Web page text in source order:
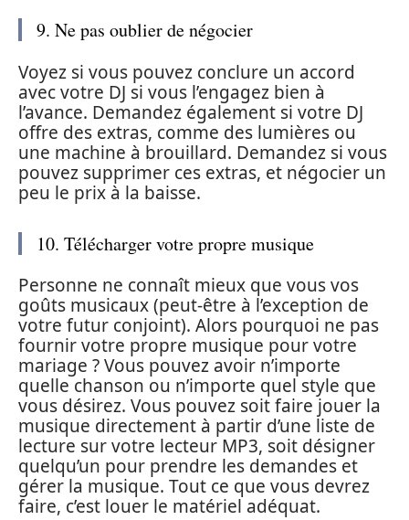
9. Ne pas oublier de négocier
Voyez si vous pouvez conclure un accord
avec votre DJ si vous l’engagez bien à
l’avance. Demandez également si votre DJ
offre des extras, comme des lumières ou
une machine à brouillard. Demandez si vous
pouvez supprimer ces extras, et négocier un
peu le prix à la baisse.
10. Télécharger votre propre musique
Personne ne connaît mieux que vous vos
goûts musicaux (peut-être à l’exception de
votre futur conjoint). Alors pourquoi ne pas
fournir votre propre musique pour votre
mariage ? Vous pouvez avoir n’importe
quelle chanson ou n’importe quel style que
vous désirez. Vous pouvez soit faire jouer la
musique directement à partir d’une liste de
lecture sur votre lecteur MP3, soit désigner
quelqu’un pour prendre les demandes et
gérer la musique. Tout ce que vous devrez
faire, c’est louer le matériel adéquat.